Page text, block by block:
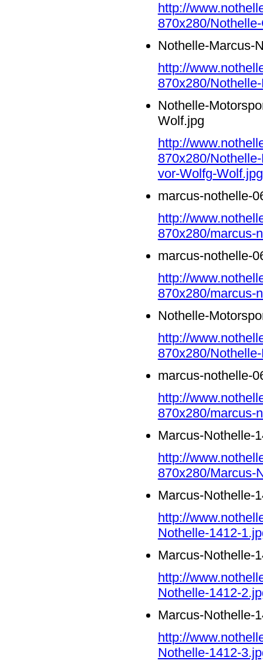
http://
870x280/
Nothelle-Marcus-
http://
870x280/
Nothelle-
Wolf.jpg
http://
870x280/
vor-Wolfg-Wolf.jpg
marcus-nothelle-
http://
870x280/marcus-
marcus-nothelle-
http://
870x280/marcus-
Nothelle-
http://
870x280/
marcus-nothelle-
http://
870x280/marcus-
Marcus-Nothelle-
http://
870x280/Marcus-
Marcus-Nothelle-
http://
Nothelle-1412-
Marcus-Nothelle-
http://
Nothelle-1412-
Marcus-Nothelle-
http://
Nothelle-1412-